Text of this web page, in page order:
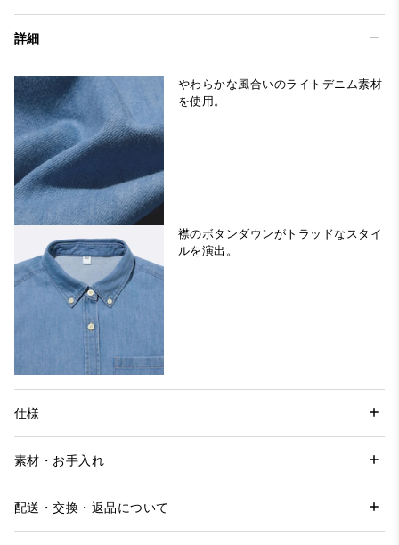
詳細
やわらかな風合いのライトデニム素材
を使用。
襟のボタンダウンがトラッドなスタイ
ルを演出。
仕様
素材・お手入れ
配送・交換・返品について